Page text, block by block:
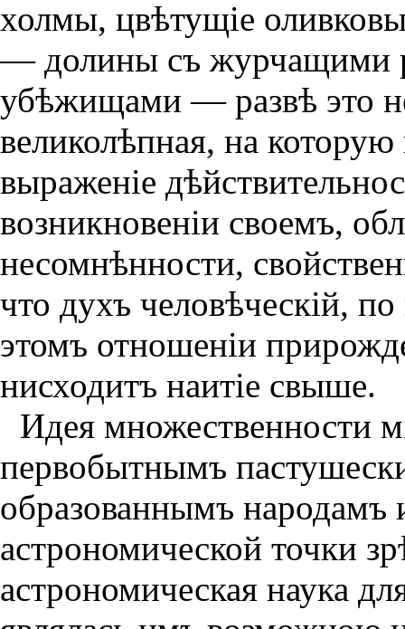
холмы, цвѣтущiе
— долины съ журчащими
убѣжищами — развѣ это
великолѣпная, на
выраженiе
возникновенiи своемъ,
несомнѣнности,
что духъ человѣческiй,
этомъ отношенiи
нисходитъ наитiе свыше.
Идея множественности
первобытнымъ
образованнымъ народамъ
астрономической точки
астрономическая наука